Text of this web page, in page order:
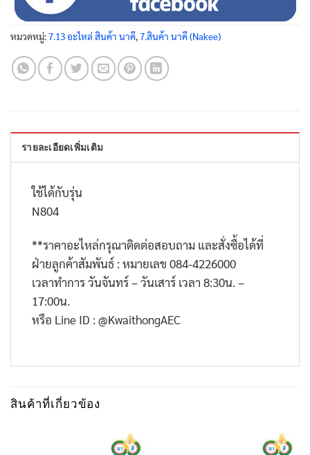
หมวดหมู่:7.13 อะไหล่ สินค้า นาคี 7.สินค้า นาคี (Nakee)
รายละเอียดเพิ่มเติม
ใช้ได้กับรุ่น
N804
**ราคาอะไหล่กรุณาติดต่อสอบถาม และสั่งซื้อได้ที่
ฝ่ายลูกค้าสัมพันธ์ : หมายเลข 084-4226000
เวลาทำการ วันจันทร์ – วันเสาร์ เวลา 8:30น. –
17:00น.
หรือ Line ID : @KwaithongAEC
สินค้าที่เกี่ยวข้อง